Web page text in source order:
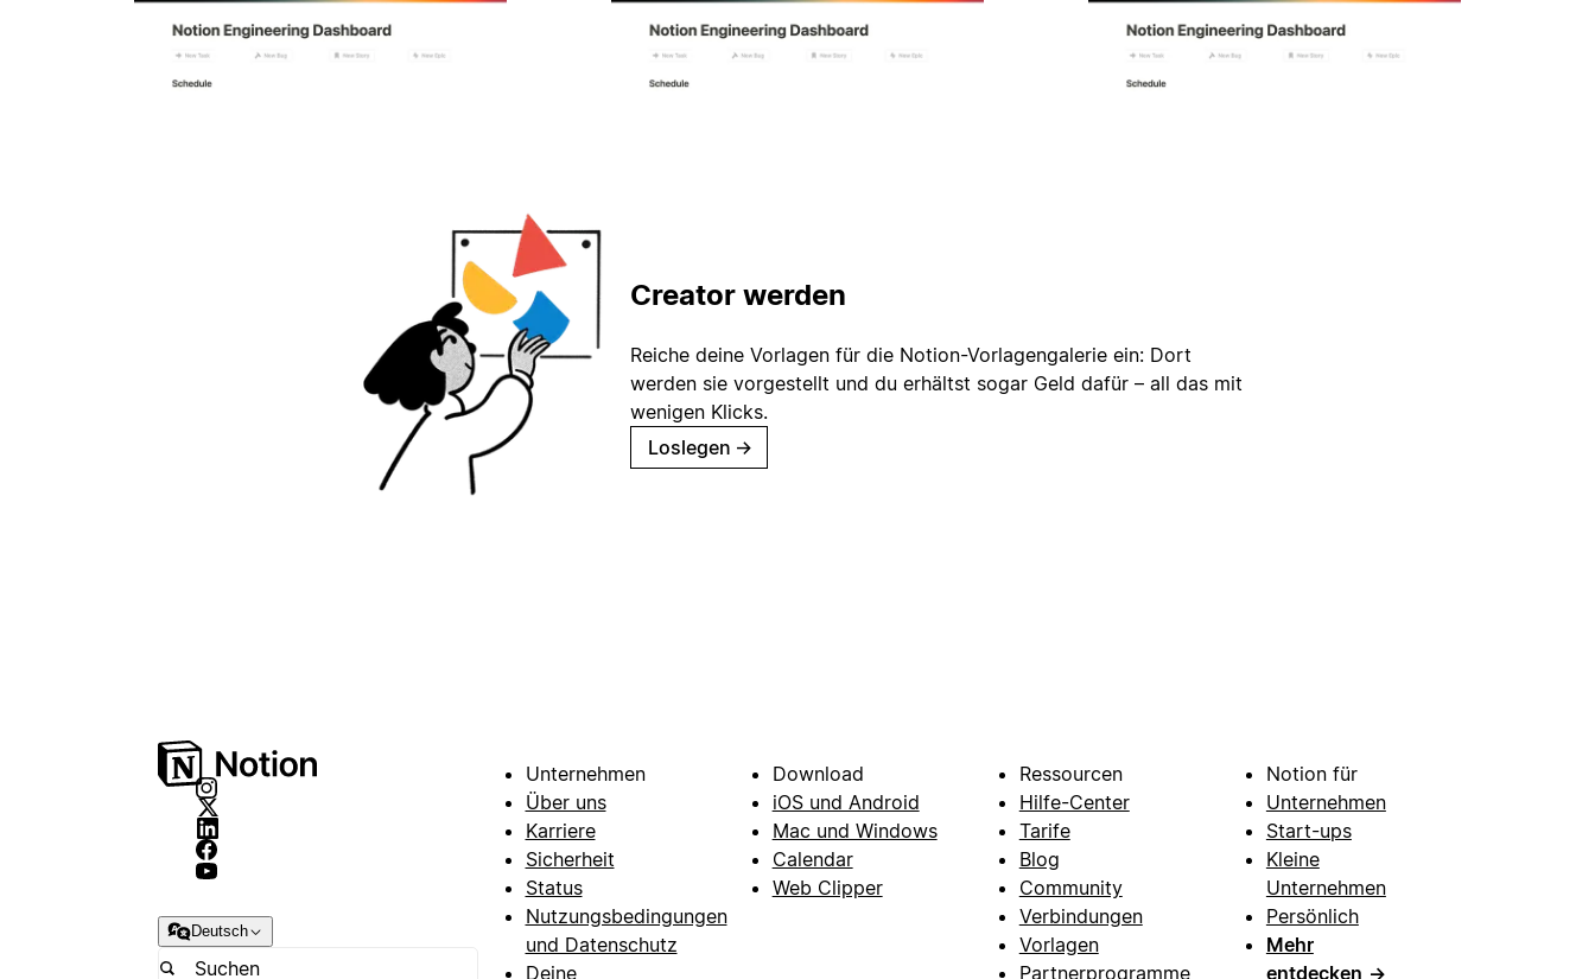
Creator werden
Reiche deine Vorlagen für die Notion-Vorlagengalerie ein: Dort
werden sie vorgestellt und du erhältst sogar Geld dafür – all das mit
wenigen Klicks.
Loslegen →
Deutsch
Unternehmen
Über uns
Karriere
Sicherheit
Status
Nutzungsbedingungen
und Datenschutz
Deine
Download
iOS und Android
Mac und Windows
Calendar
Web Clipper
Ressourcen
Hilfe-Center
Tarife
Blog
Community
Verbindungen
Vorlagen
Partnerprogramme
Notion für
Unternehmen
Start-ups
Kleine
Unternehmen
Persönlich
Mehr
entdecken →